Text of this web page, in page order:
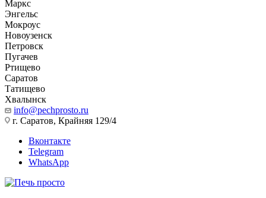
Маркс
Энгельс
Мокроус
Новоузенск
Петровск
Пугачев
Ртищево
Саратов
Татищево
Хвалынск
info@pechprosto.ru
г. Саратов, Крайняя 129/4
Вконтакте
Telegram
WhatsApp